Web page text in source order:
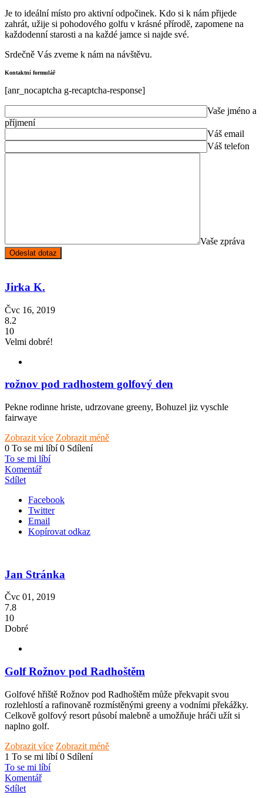
Je to ideální místo pro aktivní odpočinek. Kdo si k nám přijede
zahrát, užije si pohodového golfu v krásné přírodě, zapomene na
každodenní starosti a na každé jamce si najde své.
Srdečně Vás zveme k nám na návštěvu.
Kontaktní formulář
[anr_nocaptcha g-recaptcha-response]
Vaše jméno a
příjmení
Váš email
Váš telefon
Vaše zpráva
Jirka K.
Čvc 16, 2019
8.2
10
Velmi dobré!
rožnov pod radhostem golfový den
Pekne rodinne hriste, udrzovane greeny, Bohuzel jiz vyschle
fairwaye
Zobrazit více Zobrazit méně
0 To se mi líbí 0 Sdílení
To se mi líbí
Komentář
Sdílet
Facebook
Twitter
Email
Kopírovat odkaz
Jan Stránka
Čvc 01, 2019
7.8
10
Dobré
Golf Rožnov pod Radhoštěm
Golfové hřiště Rožnov pod Radhoštěm může překvapit svou
rozlehlostí a rafinovaně rozmístěnými greeny a vodními překážky.
Celkově golfový resort působí malebně a umožňuje hráči užít si
naplno golf.
Zobrazit více Zobrazit méně
1 To se mi líbí 0 Sdílení
To se mi líbí
Komentář
Sdílet